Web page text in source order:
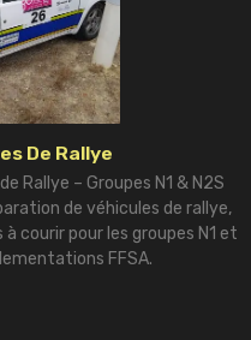
De Rallye
Rallye – Groupes N1 & N2S
de véhicules de rallye,
courir pour les groupes N1 et
FFSA.